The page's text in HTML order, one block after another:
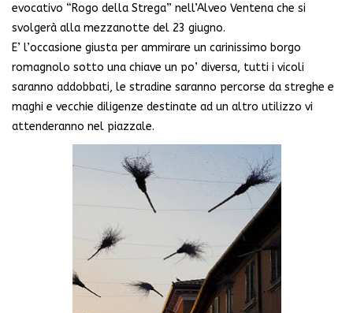
evocativo “Rogo della Strega” nell’Alveo Ventena che si
svolgerà alla mezzanotte del 23 giugno.
E’ l’occasione giusta per ammirare un carinissimo borgo
romagnolo sotto una chiave un po’ diversa, tutti i vicoli
saranno addobbati, le stradine saranno percorse da streghe e
maghi e vecchie diligenze destinate ad un altro utilizzo vi
attenderanno nel piazzale.